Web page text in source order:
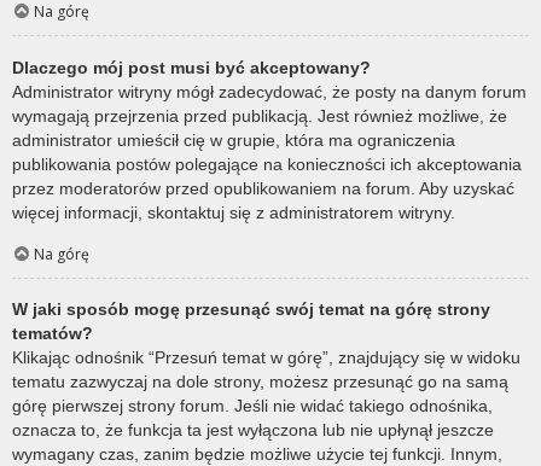
Na górę
Dlaczego mój post musi być akceptowany?
Administrator witryny mógł zadecydować, że posty na danym forum
wymagają przejrzenia przed publikacją. Jest również możliwe, że
administrator umieścił cię w grupie, która ma ograniczenia
publikowania postów polegające na konieczności ich akceptowania
przez moderatorów przed opublikowaniem na forum. Aby uzyskać
więcej informacji, skontaktuj się z administratorem witryny.
Na górę
W jaki sposób mogę przesunąć swój temat na górę strony
tematów?
Klikając odnośnik “Przesuń temat w górę”, znajdujący się w widoku
tematu zazwyczaj na dole strony, możesz przesunąć go na samą
górę pierwszej strony forum. Jeśli nie widać takiego odnośnika,
oznacza to, że funkcja ta jest wyłączona lub nie upłynął jeszcze
wymagany czas, zanim będzie możliwe użycie tej funkcji. Innym,